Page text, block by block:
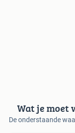
Wat je moet
De onderstaande